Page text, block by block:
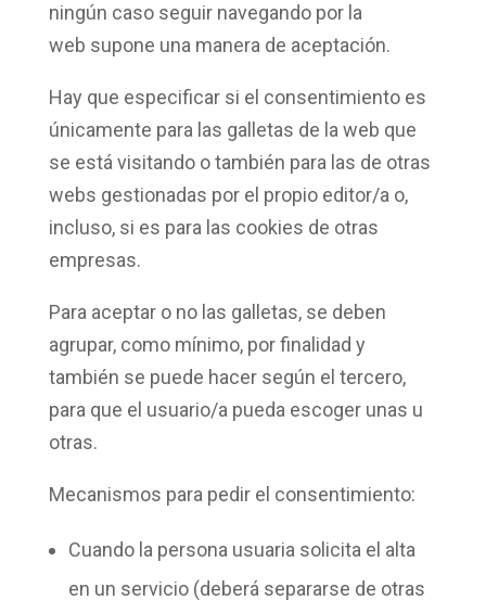
ningún caso seguir navegando por la
web supone una manera de aceptación.
Hay que especificar si el consentimiento es
únicamente para las galletas de la web que
se está visitando o también para las de otras
webs gestionadas por el propio editor/a o,
incluso, si es para las cookies de otras
empresas.
Para aceptar o no las galletas, se deben
agrupar, como mínimo, por finalidad y
también se puede hacer según el tercero,
para que el usuario/a pueda escoger unas u
otras.
Mecanismos para pedir el consentimiento:
Cuando la persona usuaria solicita el alta
en un servicio (deberá separarse de otras